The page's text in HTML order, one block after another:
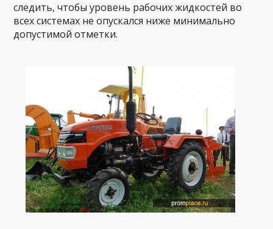
следить, чтобы уровень рабочих жидкостей во
всех системах не опускался ниже минимально
допустимой отметки.